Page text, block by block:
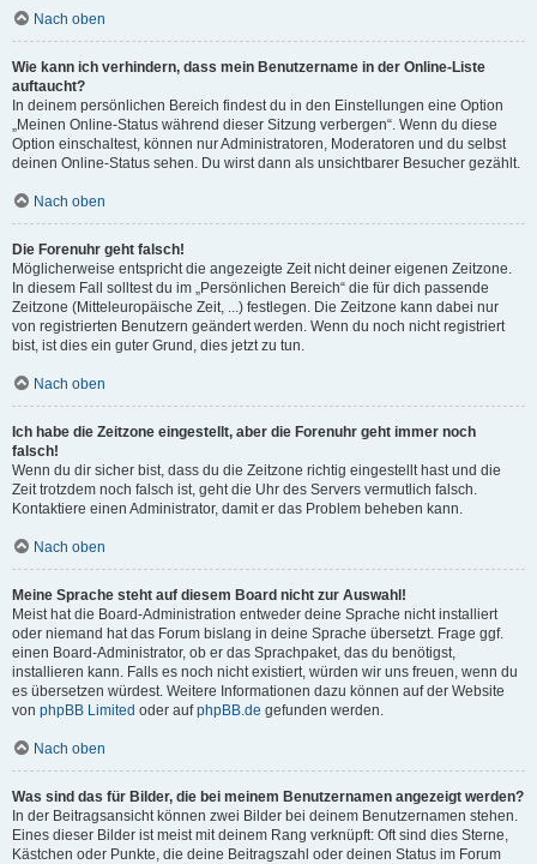
Nach oben
Wie kann ich verhindern, dass mein Benutzername in der Online-Liste
auftaucht?
In deinem persönlichen Bereich findest du in den Einstellungen eine Option
„Meinen Online-Status während dieser Sitzung verbergen“. Wenn du diese
Option einschaltest, können nur Administratoren, Moderatoren und du selbst
deinen Online-Status sehen. Du wirst dann als unsichtbarer Besucher gezählt.
Nach oben
Die Forenuhr geht falsch!
Möglicherweise entspricht die angezeigte Zeit nicht deiner eigenen Zeitzone.
In diesem Fall solltest du im „Persönlichen Bereich“ die für dich passende
Zeitzone (Mitteleuropäische Zeit, ...) festlegen. Die Zeitzone kann dabei nur
von registrierten Benutzern geändert werden. Wenn du noch nicht registriert
bist, ist dies ein guter Grund, dies jetzt zu tun.
Nach oben
Ich habe die Zeitzone eingestellt, aber die Forenuhr geht immer noch
falsch!
Wenn du dir sicher bist, dass du die Zeitzone richtig eingestellt hast und die
Zeit trotzdem noch falsch ist, geht die Uhr des Servers vermutlich falsch.
Kontaktiere einen Administrator, damit er das Problem beheben kann.
Nach oben
Meine Sprache steht auf diesem Board nicht zur Auswahl!
Meist hat die Board-Administration entweder deine Sprache nicht installiert
oder niemand hat das Forum bislang in deine Sprache übersetzt. Frage ggf.
einen Board-Administrator, ob er das Sprachpaket, das du benötigst,
installieren kann. Falls es noch nicht existiert, würden wir uns freuen, wenn du
es übersetzen würdest. Weitere Informationen dazu können auf der Website
von phpBB Limited oder aufphpBB.de gefunden werden.
Nach oben
Was sind das für Bilder, die bei meinem Benutzernamen angezeigt werden?
In der Beitragsansicht können zwei Bilder bei deinem Benutzernamen stehen.
Eines dieser Bilder ist meist mit deinem Rang verknüpft: Oft sind dies Sterne,
Kästchen oder Punkte, die deine Beitragszahl oder deinen Status im Forum